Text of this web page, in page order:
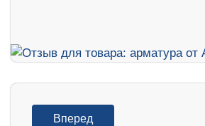
Вперед